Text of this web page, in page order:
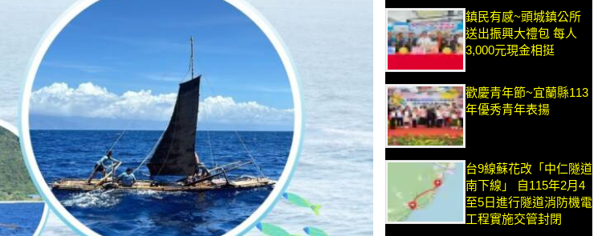
鎮民有感~頭城鎮公所
送出振興大禮包 每人
3,000元現金相挺
歡慶青年節~宜蘭縣113
年優秀青年表揚
台9線蘇花改「中仁隧道
南下線」 自115年2月4
至5日進行隧道消防機電
工程實施交管封閉